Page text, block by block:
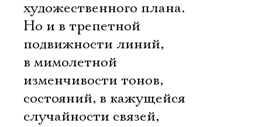
художественного плана.
Но и в трепетной
подвижности линий,
в мимолетной
изменчивости тонов,
состояний, в кажущейся
случайности связей,